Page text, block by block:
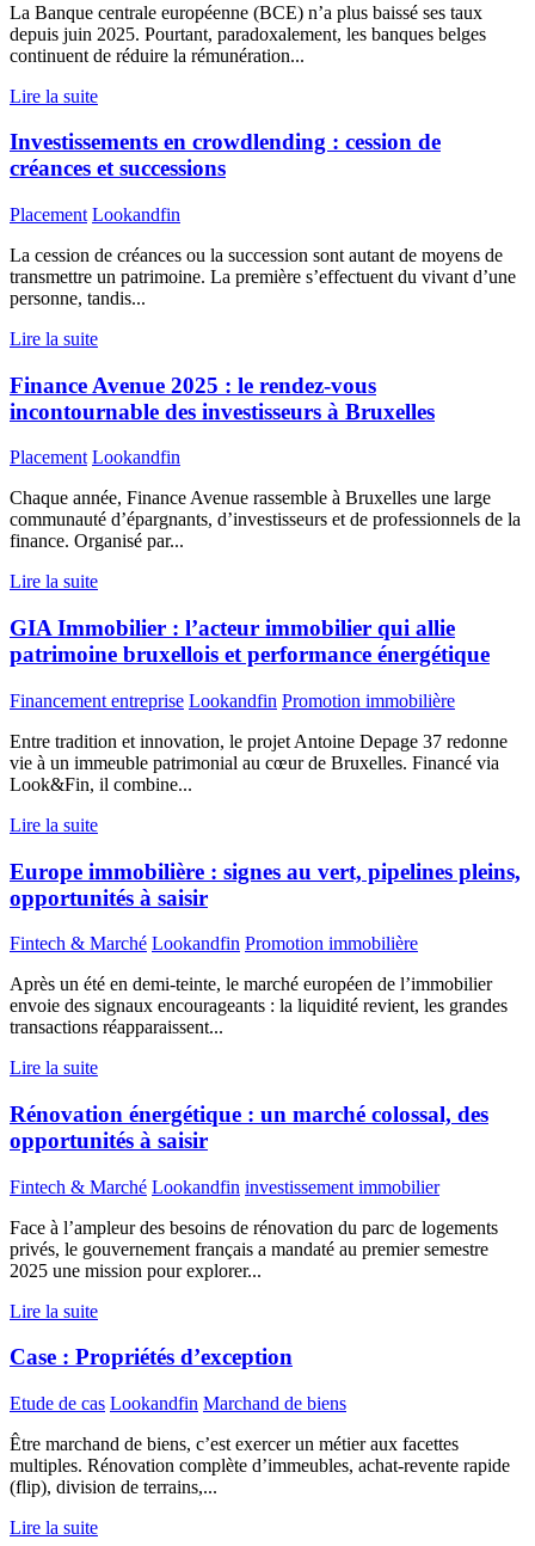
La Banque centrale européenne (BCE) n’a plus baissé ses taux
depuis juin 2025. Pourtant, paradoxalement, les banques belges
continuent de réduire la rémunération...
Lire la suite
Investissements en crowdlending : cession de
créances et successions
Placement Lookandfin
La cession de créances ou la succession sont autant de moyens de
transmettre un patrimoine. La première s’effectuent du vivant d’une
personne, tandis...
Lire la suite
Finance Avenue 2025 : le rendez-vous
incontournable des investisseurs à Bruxelles
Placement Lookandfin
Chaque année, Finance Avenue rassemble à Bruxelles une large
communauté d’épargnants, d’investisseurs et de professionnels de la
finance. Organisé par...
Lire la suite
GIA Immobilier : l’acteur immobilier qui allie
patrimoine bruxellois et performance énergétique
Financement entreprise Lookandfin Promotion immobilière
Entre tradition et innovation, le projet Antoine Depage 37 redonne
vie à un immeuble patrimonial au cœur de Bruxelles. Financé via
Look&Fin, il combine...
Lire la suite
Europe immobilière : signes au vert, pipelines pleins,
opportunités à saisir
Fintech & Marché Lookandfin Promotion immobilière
Après un été en demi-teinte, le marché européen de l’immobilier
envoie des signaux encourageants : la liquidité revient, les grandes
transactions réapparaissent...
Lire la suite
Rénovation énergétique : un marché colossal, des
opportunités à saisir
Fintech & Marché Lookandfin investissement immobilier
Face à l’ampleur des besoins de rénovation du parc de logements
privés, le gouvernement français a mandaté au premier semestre
2025 une mission pour explorer...
Lire la suite
Case : Propriétés d’exception
Etude de cas Lookandfin Marchand de biens
Être marchand de biens, c’est exercer un métier aux facettes
multiples. Rénovation complète d’immeubles, achat-revente rapide
(flip), division de terrains,...
Lire la suite